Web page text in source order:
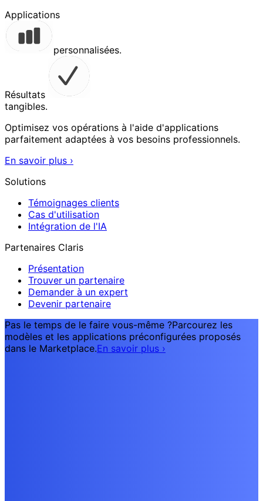
Applications
personnalisées.
Résultats
tangibles.
Optimisez vos opérations à l'aide d'applications
parfaitement adaptées à vos besoins professionnels.
En savoir plus ›
Solutions
Témoignages clients
Cas d'utilisation
Intégration de l'IA
Partenaires Claris
Présentation
Trouver un partenaire
Demander à un expert
Devenir partenaire
Pas le temps de le faire vous-même ?Parcourez les
modèles et les applications préconfigurées proposés
dans le Marketplace.En savoir plus ›